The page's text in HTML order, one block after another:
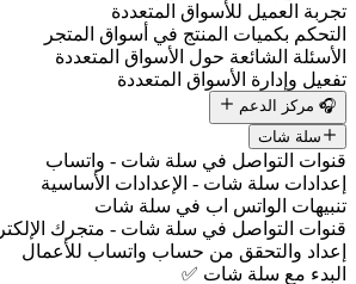
تجربة العميل للأسواق المتعددة
التحكم بكميات المنتج في أسواق المتجر
الأسئلة الشائعة حول الأسواق المتعددة
تفعيل وإدارة الأسواق المتعددة
🎧 مركز الدعم
سلة شات
قنوات التواصل في سلة شات - واتساب
إعدادات سلة شات - الإعدادات الأساسية
تنبيهات الواتس اب في سلة شات
قنوات التواصل في سلة شات - متجرك
إعداد والتحقق من حساب واتساب للأعمال
البدء مع سلة شات ✅